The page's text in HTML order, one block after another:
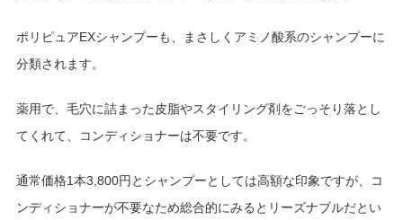
ポリピュアEXシャンプーも、まさしくアミノ酸系のシャンプーに
分類されます。
薬用で、毛穴に詰まった皮脂やスタイリング剤をごっそり落とし
てくれて、コンディショナーは不要です。
通常価格1本3,800円とシャンプーとしては高額な印象ですが、コ
ンディショナーが不要なため総合的にみるとリーズナブルだとい